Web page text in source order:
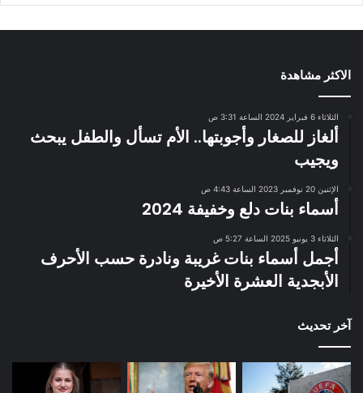
الاكثر مشاهدة
الثلاثاء 6 فبراير 2024 الساعة 3:31 ص
ألغاز للصغار وأجوبتها.. الأم تسأل والطفل يبحث
ويجيب
الإثنين 20 نوفمبر 2023 الساعة 4:43 ص
أسماء بنات دلع وخفيفة 2024
الثلاثاء 3 يونيو 2025 الساعة 5:27 ص
أجمل أسماء بنات غريبة ونادرة حسب الأحرف
الأبجدية العشرة الأخيرة
آخر تحديث